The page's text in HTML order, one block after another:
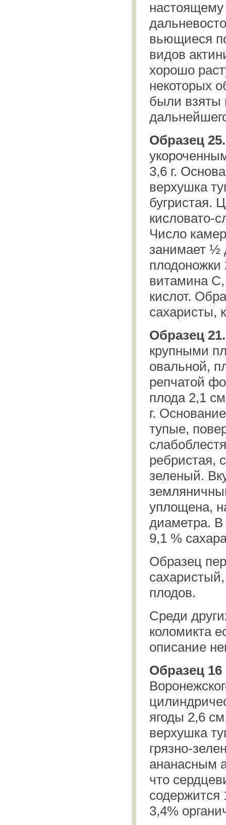
настоящему
вьющиеся
видов
хорошо
некоторых
были взяты
Образец 25.
3,6 г.
верхушка
бугристая.
кисловато-
Число
занимает ½
плодоножки
витамина С,
кислот.
сахаристы,
Образец
крупными
овальной,
репчатой
плода 2,1
г.
тупые,
ребристая,
зеленый.
уплощена,
диаметра. В
9,1 %
Образец
плодов.
Среди
коломикта
описание
Образец 16
ягоды 2,6
верхушка
грязно-
ананасным
что
содержится
3,4%